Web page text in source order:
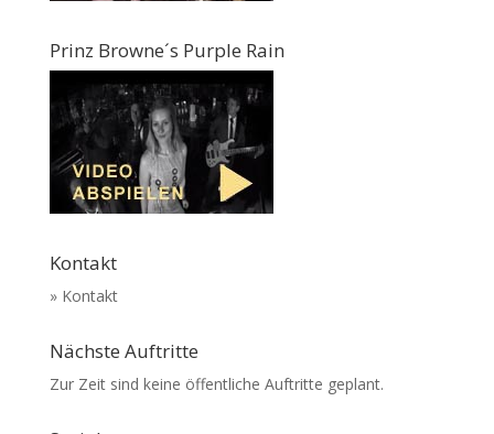
Prinz Browne´s Purple Rain
Kontakt
» Kontakt
Nächste Auftritte
Zur Zeit sind keine öffentliche Auftritte geplant.